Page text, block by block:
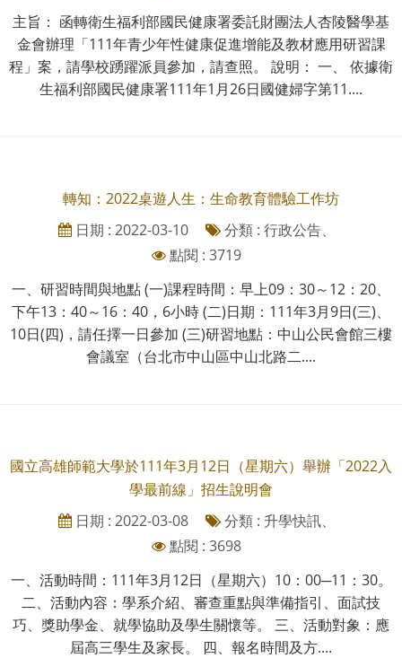
主旨： 函轉衛生福利部國民健康署委託財團法人杏陵醫學基
金會辦理「111年青少年性健康促進增能及教材應用研習課
程」案，請學校踴躍派員參加，請查照。 說明： 一、 依據衛
生福利部國民健康署111年1月26日國健婦字第11....
轉知：2022桌遊人生：生命教育體驗工作坊
日期 : 2022-03-10
分類 : 行政公告、
點閱 : 3719
一、研習時間與地點 (一)課程時間：早上09：30～12：20、
下午13：40～16：40，6小時 (二)日期：111年3月9日(三)、
10日(四)，請任擇一日參加 (三)研習地點：中山公民會館三樓
會議室（台北市中山區中山北路二....
國立高雄師範大學於111年3月12日（星期六）舉辦「2022入
學最前線」招生說明會
日期 : 2022-03-08
分類 : 升學快訊、
點閱 : 3698
一、活動時間：111年3月12日（星期六）10：00─11：30。
二、活動內容：學系介紹、審查重點與準備指引、面試技
巧、獎助學金、就學協助及學生關懷等。 三、活動對象：應
屆高三學生及家長。 四、報名時間及方....